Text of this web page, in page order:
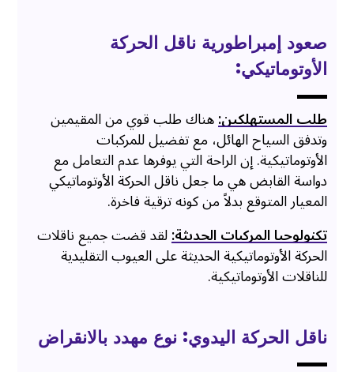
صعود إمبراطورية ناقل الحركة
الأوتوماتيكي:
طلب المستهلكين:هناك طلب قوي من المقيمين
وتدفق السياح الهائل، مع تفضيل للمركبات
الأوتوماتيكية. إن الراحة التي يوفرها عدم التعامل مع
دواسة القابض هي ما جعل ناقل الحركة الأوتوماتيكي
المعيار المتوقع بدلاً من كونه ترقية فاخرة.
تكنولوجيا المركبات الحديثة:لقد قضت جميع ناقلات
الحركة الأوتوماتيكية الحديثة على العيوب التقليدية
للناقلات الأوتوماتيكية.
ناقل الحركة اليدوي: نوع مهدد بالانقراض